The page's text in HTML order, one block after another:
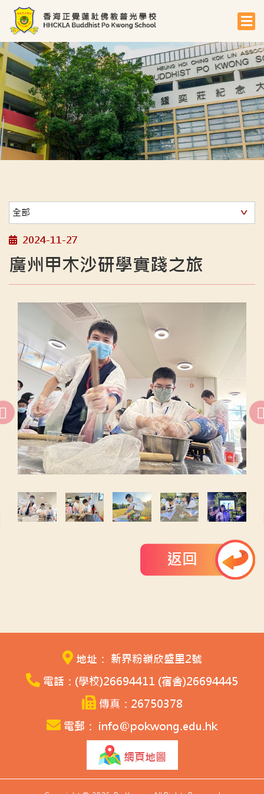
2024-11-27
廣州甲木沙研學實踐之旅
返回
地址： 新界粉嶺欣盛里2號
電話：(學校)26694411 (宿舍)26694445
傳真：26750378
電郵： info@pokwong.edu.hk
網頁地圖